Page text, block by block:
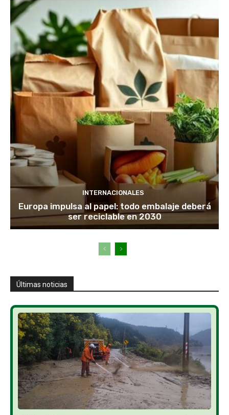
INTERNACIONALES
Europa impulsa al papel: todo embalaje deberá
ser reciclable en 2030
Últimas noticias